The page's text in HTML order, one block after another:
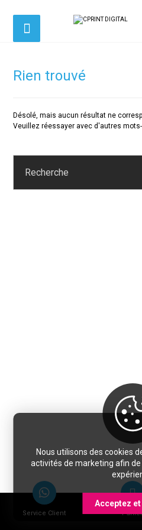
Rien trouvé
Désolé, mais aucun résultat ne
Veuillez réessayer avec d'autres
Service Client
Nous utilisons des cookies
activités de marketing afin
Acceptez